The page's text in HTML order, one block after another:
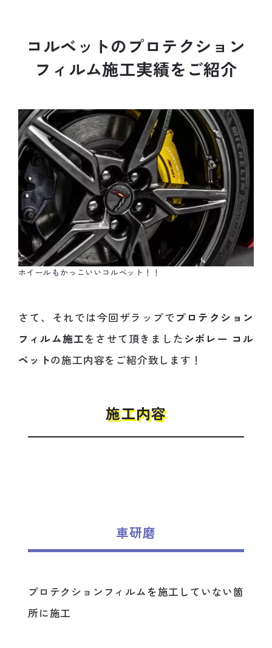
コルベッ トのプロ テクシ ョ ン
フ ィ ルム施工実績を ご紹介
ホイールもかっこいいコルベット！！
さて、それでは今回ザラップでプロテクション
フィルム施工をさせて頂きました シボレー コル
ベットの施工内容をご紹介致します！
施工内容
車研磨
プロテクションフィルムを施工していない箇
所に施工